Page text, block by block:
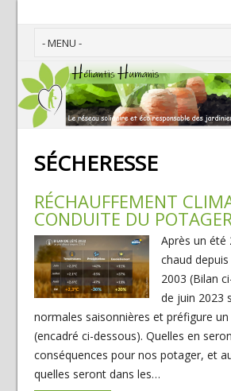
SÉCHERESSE
RÉCHAUFFEMENT
CONDUITE DU POTAGER
Après un été
chaud
2003 (Bilan
de juin 2023
normales saisonnières et préfigure
(encadré ci-dessous). Quelles en
conséquences pour nos potager, et
quelles seront dans les…